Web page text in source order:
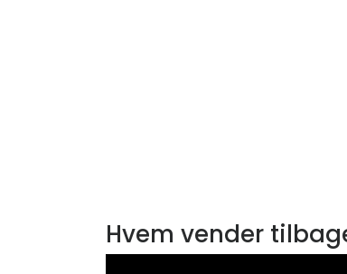
Hvem vender